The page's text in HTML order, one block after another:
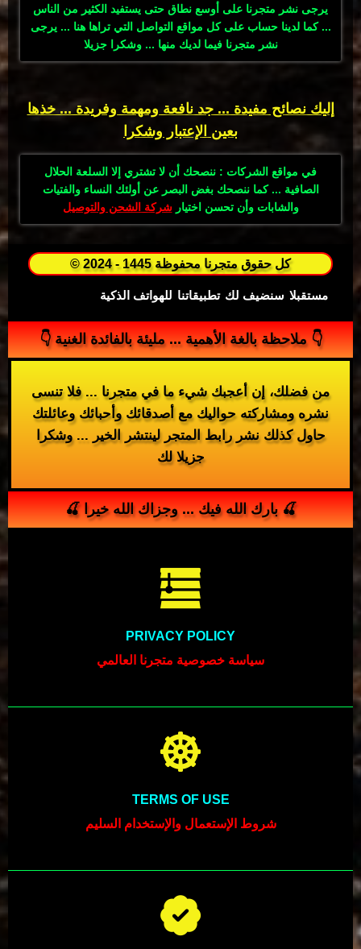
يرجى نشر متجرنا على أوسع نطاق حتى يستفيد الكثير من الناس
... كما لدينا حساب على كل مواقع التواصل التي تراها هنا ... يرجى
نشر متجرنا فيما لديك منها ... وشكرا جزيلا
إليك نصائح مفيدة ... جد نافعة ومهمة وفريدة ... خذها
بعين الإعتبار وشكرا
في مواقع الشركات : ننصحك أن لا تشتري إلا السلعة الحلال
الصافية ... كما ننصحك بغض البصر عن أولئك النساء والفتيات
والشابات وأن تحسن اختيارشركة الشحن والتوصيل
© 2024 - 1445 كل حقوق متجرنا محفوظة
للهواتف الذكية تطبيقاتنا سنضيف لك مستقبلا
👇 ملاحظة بالغة الأهمية ... مليئة بالفائدة الغنية 👇
من فضلك، إن أعجبك شيء ما في متجرنا ... فلا تنسى
نشره ومشاركته حواليك مع أصدقائك وأحبائك وعائلتك
حاول كذلك نشر رابط المتجر لينتشر الخير ... وشكرا
جزيلا لك
🍒 بارك الله فيك ... وجزاك الله خيرا 🍒
PRIVACY POLICY
سياسة خصوصية متجرنا العالمي
TERMS OF USE
شروط الإستعمال والإستخدام السليم